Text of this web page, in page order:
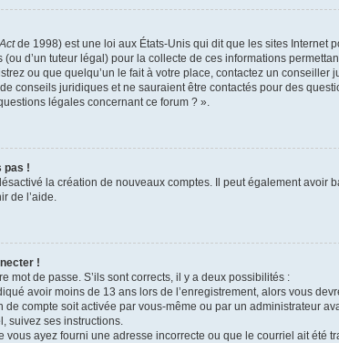
de 1998) est une loi aux États-Unis qui dit que les sites Internet
d’un tuteur légal) pour la collecte de ces informations
ou que quelqu’un le fait à votre place, contactez un
conseils juridiques et ne sauraient être contactés pour des
légales concernant ce forum ? ».
pas !
la création de nouveaux comptes. Il peut également
de l’aide.
!
mot de passe. S’ils sont corrects, il y a deux possibilités :
avoir moins de 13 ans lors de l’enregistrement, alors vous
compte soit activée par vous-même ou par un administrateur
suivez ses instructions.
vous ayez fourni une adresse incorrecte ou que le courriel ait été